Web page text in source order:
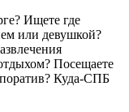
Ищете где
или девушкой?
Посещаете
Куда-СПБ